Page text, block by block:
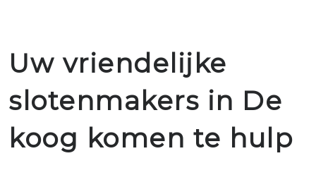
Uw vriendelijke
slotenmakers in De
koog komen te hulp